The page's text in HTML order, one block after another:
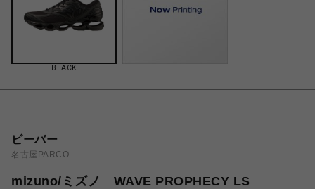
BLACK
ビーバー
名古屋PARCO
mizuno/ミズノ WAVE PROPHECY LS